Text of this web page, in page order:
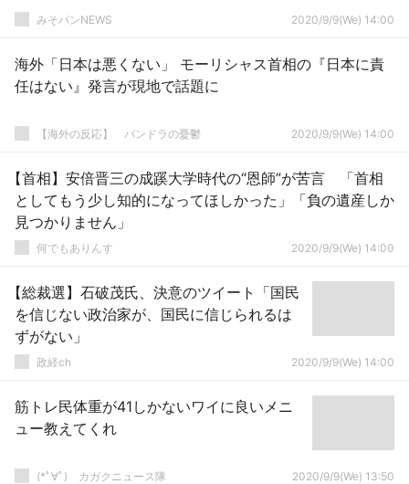
みそパンNEWS 2020/9/9(We) 14:00
海外「日本は悪くない」 モーリシャス首相の『日本に責
任はない』発言が現地で話題に
【海外の反応】 パンドラの憂鬱 2020/9/9(We) 14:00
【首相】安倍晋三の成蹊大学時代の“恩師”が苦言 「首相
としてもう少し知的になってほしかった」「負の遺産しか
見つかりません」
何でもありんす 2020/9/9(We) 14:00
【総裁選】石破茂氏、決意のツイート「国民
を信じない政治家が、国民に信じられるは
ずがない」
政経ch 2020/9/9(We) 14:00
筋トレ民体重が41しかないワイに良いメニ
ュー教えてくれ
(*ﾟ∀ﾟ)ゞカガクニュース隊 2020/9/9(We) 13:50